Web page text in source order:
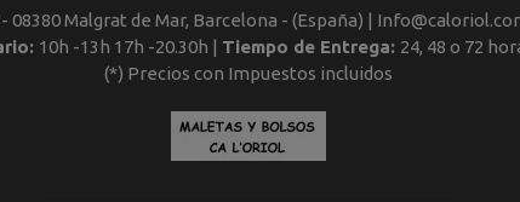
08380 Malgrat de Mar, Barcelona - (España) |
10h -13h 17h -20.30h | Tiempo de Entrega: 24, 48 o 72
(*) Precios con Impuestos incluidos